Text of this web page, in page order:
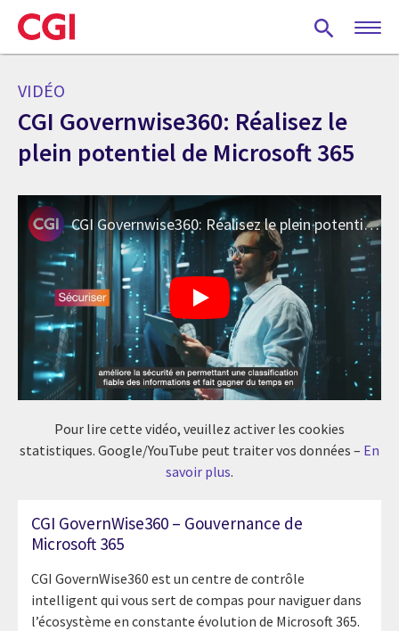
Skip
to
main
VIDÉO
CGI Governwise360: Réalisez le
plein potentiel de Microsoft 365
CGI Governwise360: Réalisez le plein potentiel de Microsoft 365
Pour lire cette vidéo, veuillez activer les cookies
statistiques. Google/YouTube peut traiter vos données – En
savoir plus.
CGI GovernWise360 – Gouvernance de
Microsoft 365
CGI GovernWise360 est un centre de contrôle
intelligent qui vous sert de compas pour naviguer dans
l’écosystème en constante évolution de Microsoft 365.